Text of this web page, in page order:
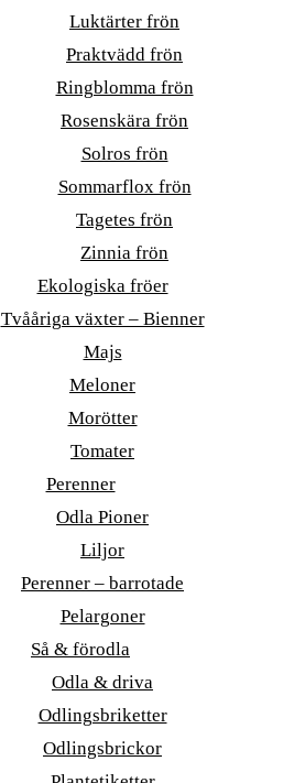
Luktärter frön
Praktvädd frön
Ringblomma frön
Rosenskära frön
Solros frön
Sommarflox frön
Tagetes frön
Zinnia frön
Ekologiska fröer
Tvååriga växter – Bienner
Majs
Meloner
Morötter
Tomater
Perenner
Odla Pioner
Liljor
Perenner – barrotade
Pelargoner
Så & förodla
Odla & driva
Odlingsbriketter
Odlingsbrickor